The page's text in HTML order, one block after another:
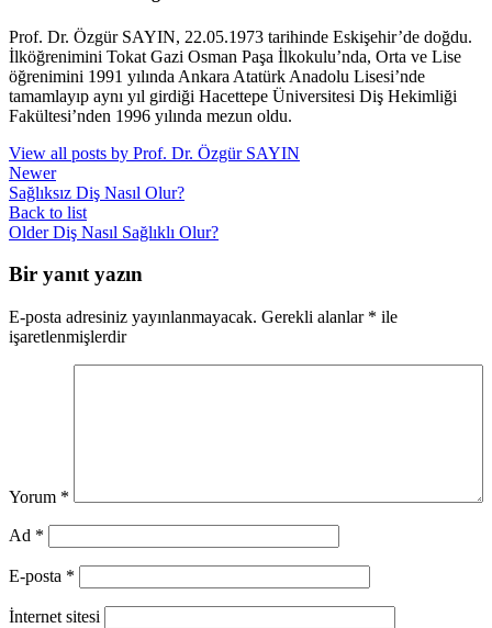
Prof. Dr. Özgür SAYIN, 22.05.1973 tarihinde Eskişehir’de doğdu.
İlköğrenimini Tokat Gazi Osman Paşa İlkokulu’nda, Orta ve Lise
öğrenimini 1991 yılında Ankara Atatürk Anadolu Lisesi’nde
tamamlayıp aynı yıl girdiği Hacettepe Üniversitesi Diş Hekimliği
Fakültesi’nden 1996 yılında mezun oldu.
View all posts by Prof. Dr. Özgür SAYIN
Newer
Sağlıksız Diş Nasıl Olur?
Back to list
Older Diş Nasıl Sağlıklı Olur?
Bir yanıt yazın
E-posta adresiniz yayınlanmayacak. Gerekli alanlar * ile
işaretlenmişlerdir
Yorum *
Ad *
E-posta *
İnternet sitesi